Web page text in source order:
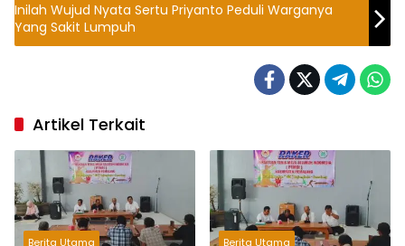
Inilah Wujud Nyata Sertu Priyanto Peduli Warganya
Yang Sakit Lumpuh
Artikel Terkait
Berita Utama Berita Utama